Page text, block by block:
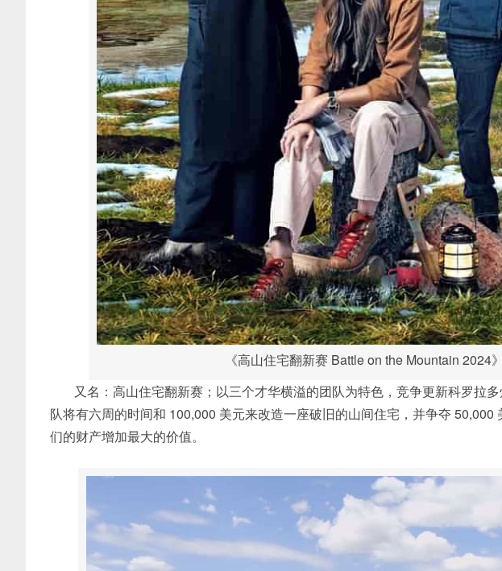
《高山住宅翻新赛 Battle on the Mountain 2024
又名：高山住宅翻新赛；以三个才华横溢的团队为特色，竞争更新科罗拉
队将有六周的时间和 100,000 美元来改造一座破旧的山间住宅，并争夺
们的财产增加最大的价值。